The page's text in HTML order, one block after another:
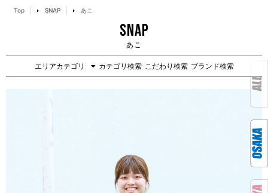
Top SNAP あこ
SNAP
あこ
エリアカテゴリ カテゴリ検索 こだわり検索 ブランド検索